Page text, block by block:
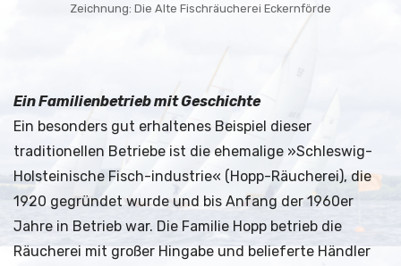
Zeichnung: Die Alte Fischräucherei Eckernförde
Ein Familienbetrieb mit Geschichte
Ein besonders gut erhaltenes Beispiel dieser
traditionellen Betriebe ist die ehemalige »Schleswig-
Holsteinische Fisch-industrie« (Hopp-Räucherei), die
1920 gegründet wurde und bis Anfang der 1960er
Jahre in Betrieb war. Die Familie Hopp betrieb die
Räucherei mit großer Hingabe und belieferte Händler